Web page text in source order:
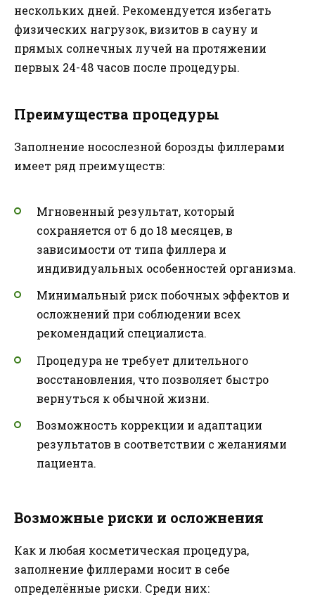
нескольких дней. Рекомендуется избегать
физических нагрузок, визитов в сауну и
прямых солнечных лучей на протяжении
первых 24-48 часов после процедуры.
Преимущества процедуры
Заполнение носослезной борозды филлерами
имеет ряд преимуществ:
Мгновенный результат, который
сохраняется от 6 до 18 месяцев, в
зависимости от типа филлера и
индивидуальных особенностей организма.
Минимальный риск побочных эффектов и
осложнений при соблюдении всех
рекомендаций специалиста.
Процедура не требует длительного
восстановления, что позволяет быстро
вернуться к обычной жизни.
Возможность коррекции и адаптации
результатов в соответствии с желаниями
пациента.
Возможные риски и осложнения
Как и любая косметическая процедура,
заполнение филлерами носит в себе
определённые риски. Среди них: